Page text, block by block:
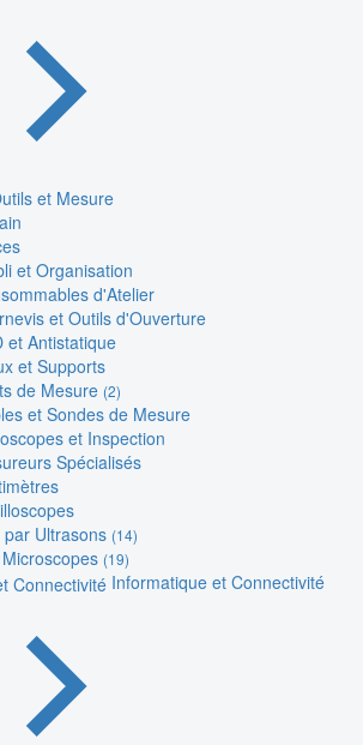
et Mesure
et Organisation
d'Atelier
et Outils d'Ouverture
et Antistatique
et Supports
de Mesure (2)
et Sondes de Mesure
et Inspection
Spécialisés
Ultrasons (14)
(19)
Informatique et Connectivité